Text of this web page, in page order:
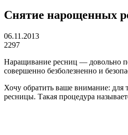
Снятие нарощенных
06.11.2013
2297
Наращивание ресниц — довольно
совершенно безболезненно и
Хочу обратить ваше внимание: для
ресницы. Такая процедура